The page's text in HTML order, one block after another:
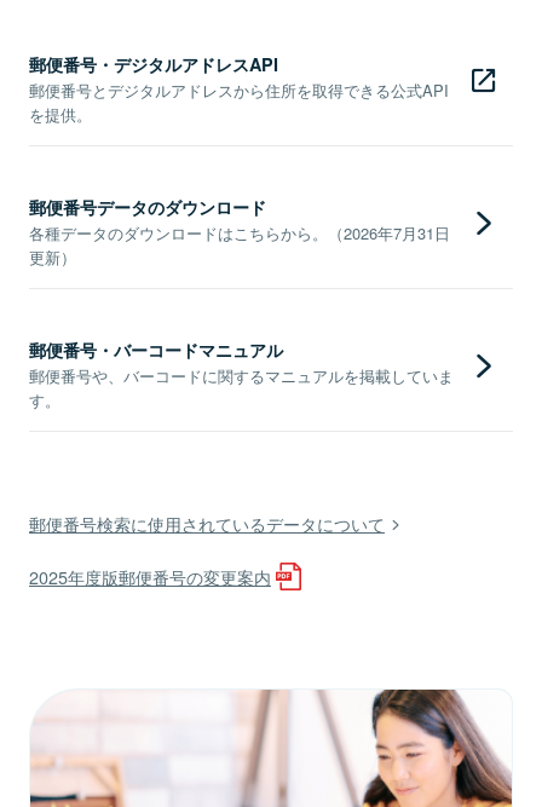
郵便番号・デジタルアドレスAPI
郵便番号とデジタルアドレスから住所を取得できる公式API
を提供。
郵便番号データのダウンロード
各種データのダウンロードはこちらから。（2026年7月31日
更新）
郵便番号・バーコードマニュアル
郵便番号や、バーコードに関するマニュアルを掲載していま
す。
郵便番号検索に使用されているデータについて
2025年度版郵便番号の変更案内